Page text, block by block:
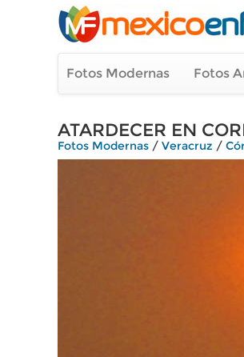
Fotos Modernas Fotos
ATARDECER EN
Fotos Modernas / Veracruz /